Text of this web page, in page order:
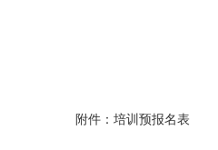
附件：培训预报名表